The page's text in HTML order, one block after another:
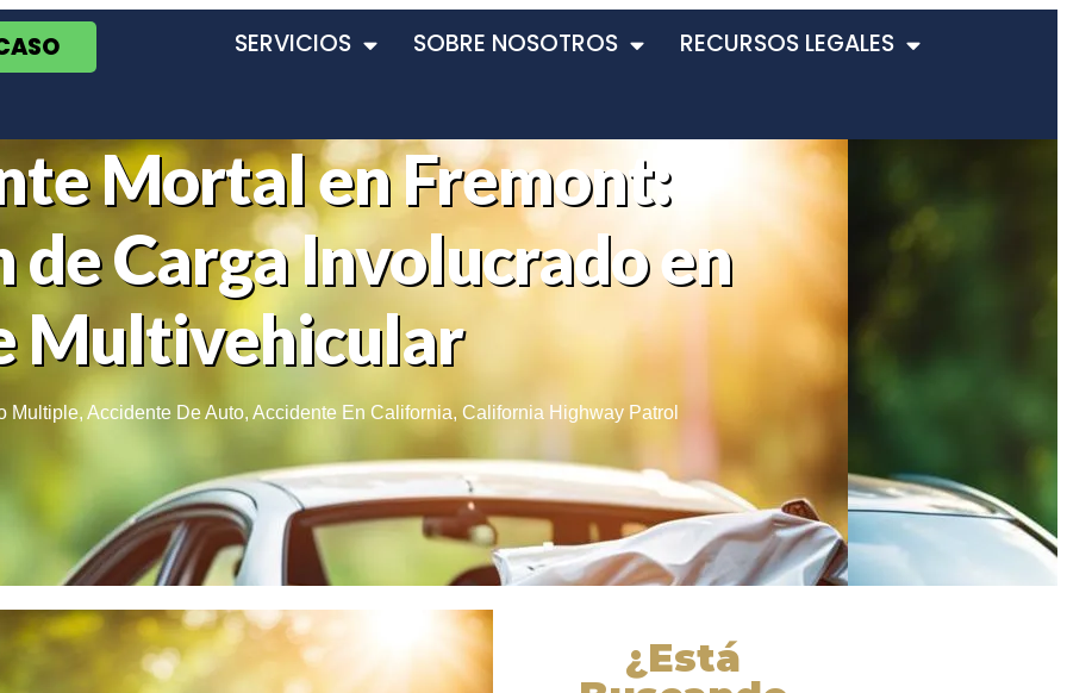
SERVICIOS SOBRE NOSOTROS RECURSOS LEGALES
Mortal en Fremont:
de Carga Involucrado en
Multivehicular
Multiple, Accidente De Auto, Accidente En California, California Highway Patrol
¿Está